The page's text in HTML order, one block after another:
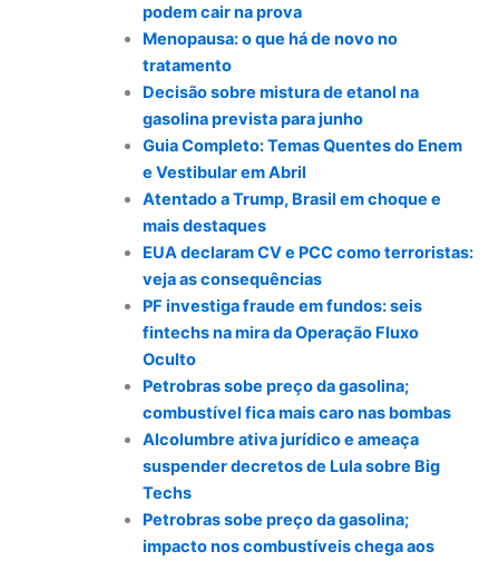
podem cair na prova
Menopausa: o que há de novo no
tratamento
Decisão sobre mistura de etanol na
gasolina prevista para junho
Guia Completo: Temas Quentes do Enem
e Vestibular em Abril
Atentado a Trump, Brasil em choque e
mais destaques
EUA declaram CV e PCC como terroristas:
veja as consequências
PF investiga fraude em fundos: seis
fintechs na mira da Operação Fluxo
Oculto
Petrobras sobe preço da gasolina;
combustível fica mais caro nas bombas
Alcolumbre ativa jurídico e ameaça
suspender decretos de Lula sobre Big
Techs
Petrobras sobe preço da gasolina;
impacto nos combustíveis chega aos